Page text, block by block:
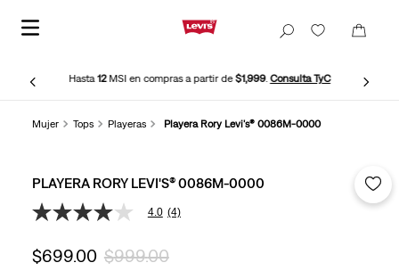
Hasta12MSI en compras a partir de$1,999.Consulta TyC
Mujer Tops Playeras Playera Rory Levi's® 0086M-0000
PLAYERA RORY LEVI'S® 0086M-0000
4.0
5
estrellas,
4.0 (4)
$699.00 $999.00